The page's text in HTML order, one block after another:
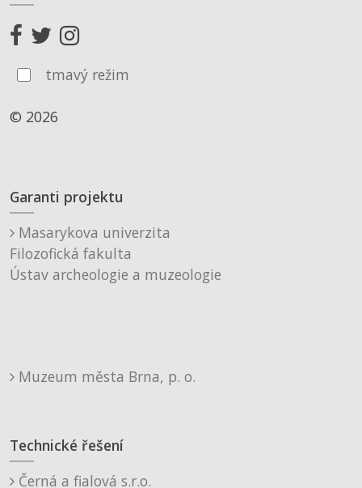
tmavý režim
© 2026
Garanti projektu
Masarykova univerzita
Filozofická fakulta
Ústav archeologie a muzeologie
Muzeum města Brna, p. o.
Technické řešení
Černá a fialová s.r.o.